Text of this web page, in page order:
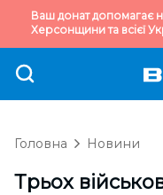
Ваш донат допомагає
Херсонщини та всієї
Головна Новини
Трьох